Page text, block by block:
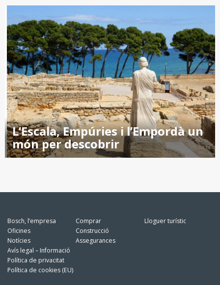
L’Escala, Empúries i l’Empordà un
món per descobrir
Bosch, l’empresa
Oficines
Notícies
Avís legal – Informació
Política de privacitat
Política de cookies (EU)
Comprar
Construcció
Assegurances
Lloguer turístic